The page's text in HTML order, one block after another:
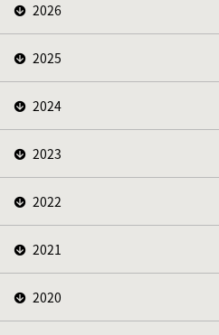
2026
2025
2024
2023
2022
2021
2020